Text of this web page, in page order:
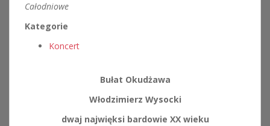
Całodniowe
Kategorie
Koncert
Bułat Okudżawa
Włodzimierz Wysocki
dwaj najwięksi bardowie XX wieku